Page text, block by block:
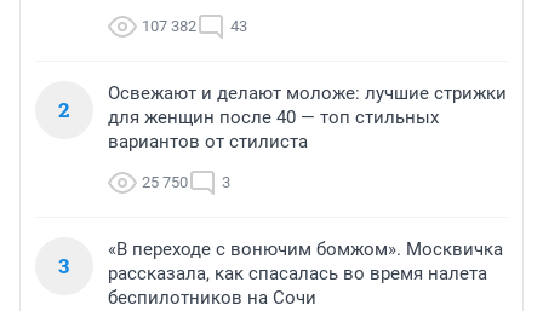
107 382 43
2
Освежают и делают моложе: лучшие стрижки
для женщин после 40 — топ стильных
вариантов от стилиста
25 750 3
3
«В переходе с вонючим бомжом». Москвичка
рассказала, как спасалась во время налета
беспилотников на Сочи